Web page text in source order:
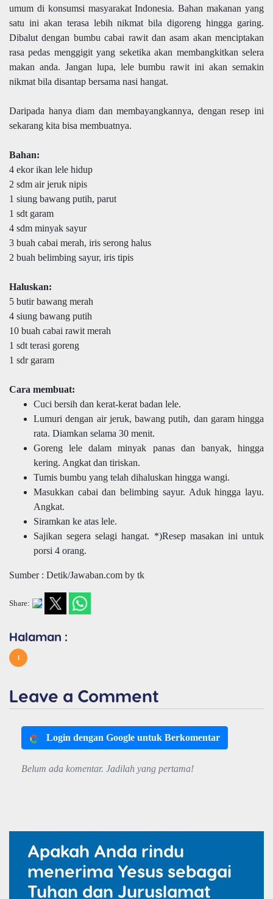
umum di konsumsi masyarakat Indonesia. Bahan makanan yang
satu ini akan terasa lebih nikmat bila digoreng hingga garing.
Dibalut dengan bumbu cabai rawit dan asam akan menciptakan
rasa pedas menggigit yang seketika akan membangkitkan selera
makan anda. Jangan lupa, lele bumbu rawit ini akan semakin
nikmat bila disantap bersama nasi hangat.
Daripada hanya diam dan membayangkannya, dengan resep ini
sekarang kita bisa membuatnya.
Bahan:
4 ekor ikan lele hidup
2 sdm air jeruk nipis
1 siung bawang putih, parut
1 sdt garam
4 sdm minyak sayur
3 buah cabai merah, iris serong halus
2 buah belimbing sayur, iris tipis
Haluskan:
5 butir bawang merah
4 siung bawang putih
10 buah cabai rawit merah
1 sdt terasi goreng
1 sdr garam
Cara membuat:
Cuci bersih dan kerat-kerat badan lele.
Lumuri dengan air jeruk, bawang putih, dan garam hingga
rata. Diamkan selama 30 menit.
Goreng lele dalam minyak panas dan banyak, hingga
kering. Angkat dan tiriskan.
Tumis bumbu yang telah dihaluskan hingga wangi.
Masukkan cabai dan belimbing sayur. Aduk hingga layu.
Angkat.
Siramkan ke atas lele.
Sajikan segera selagi hangat. *)Resep masakan ini untuk
porsi 4 orang.
Sumber : Detik/Jawaban.com by tk
Share:
Halaman :
1
Leave a Comment
Login dengan Google untuk Berkomentar
Belum ada komentar. Jadilah yang pertama!
Apakah Anda rindu
menerima Yesus sebagai
Tuhan dan Juruslamat